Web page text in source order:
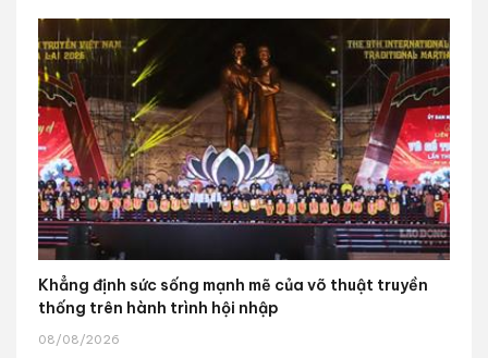
Khẳng định sức sống mạnh mẽ của võ thuật truyền
thống trên hành trình hội nhập
08/08/2026